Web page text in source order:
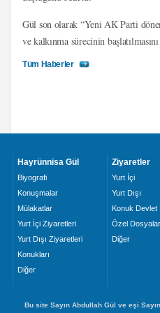
Gül son olarak “Yeni AK Parti
ve kalkınma sürecinin
Tüm Haberler
Hayrünnisa Gül
Biyografi
Konuşmalar
Mülakatlar
Yurt İçi Ziyaretleri
Yurt Dışı Ziyaretleri
Konukları
Diğer
Ziyaretler
Yurt İçi
Yurt Dışı
Konuk Devlet
Özel Dosyalar
Diğer
Bu site Sayın Abdullah Gül ve eşi